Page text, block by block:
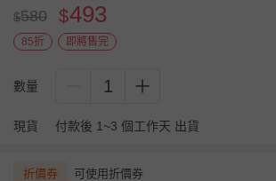
$580 $493
85折 即將售完
數量 1
現貨 付款後 1~3 個工作天 出貨
折價券 可使用折價券